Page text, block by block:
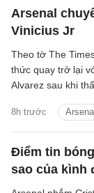
Arsenal
Vinicius Jr
8h trước Arsenal
Theo tờ The
thức quay trở lại
Alvarez sau khi
Điểm tin
sao của kình